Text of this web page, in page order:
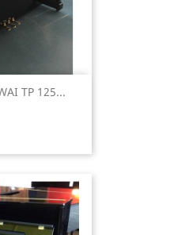
TP 125...